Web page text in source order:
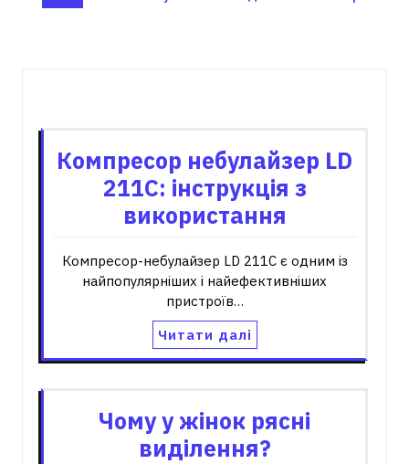
Компресор небулайзер LD
211C: інструкція з
використання
Компресор-небулайзер LD 211C є одним із
найпопулярніших і найефективніших
пристроїв…
Читати далі
Чому у жінок рясні
виділення?